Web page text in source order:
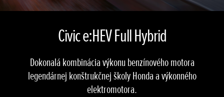
Civic e:HEV Full Hybrid
Dokonalá kombinácia výkonu benzínového motora
legendárnej konštrukčnej školy Honda a výkonného
elektromotora.